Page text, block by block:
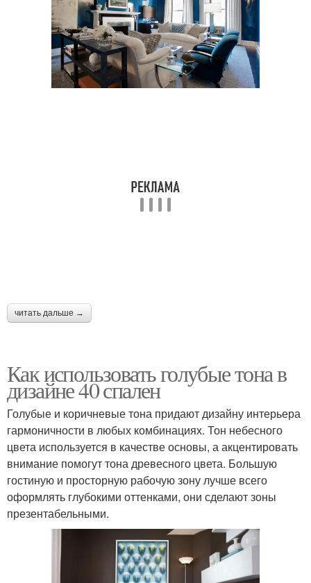
читать дальше →
Как использовать голубые тона в
дизайне 40 спален
Голубые и коричневые тона придают дизайну интерьера
гармоничности в любых комбинациях. Тон небесного
цвета используется в качестве основы, а акцентировать
внимание помогут тона древесного цвета. Большую
гостиную и просторную рабочую зону лучше всего
оформлять глубокими оттенками, они сделают зоны
презентабельными.